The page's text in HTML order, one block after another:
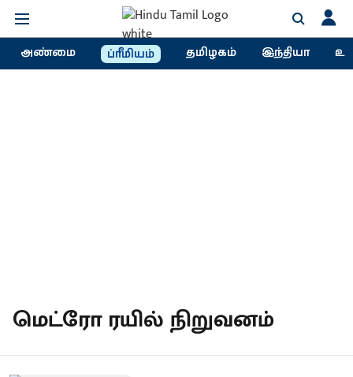
அண்மை ப்ரீமியம் தமிழகம் இந்தியா
மெட்ரோ ரயில் நிறுவனம்